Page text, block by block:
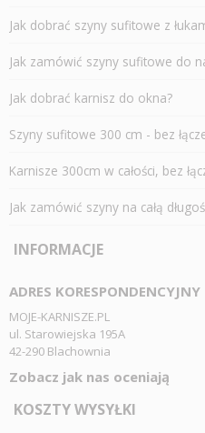
Jak dobrać szyny sufitowe z
Jak zamówić szyny sufitowe do
Jak dobrać karnisz do okna?
Szyny sufitowe 300 cm - bez
Karnisze 300cm w całości, bez
Jak zamówić szyny na całą
INFORMACJE
ADRES KORESPONDENCYJNY
MOJE-KARNISZE.PL
ul. Starowiejska 195A
42-290 Blachownia
Zobacz jak nas oceniają
KOSZTY WYSYŁKI